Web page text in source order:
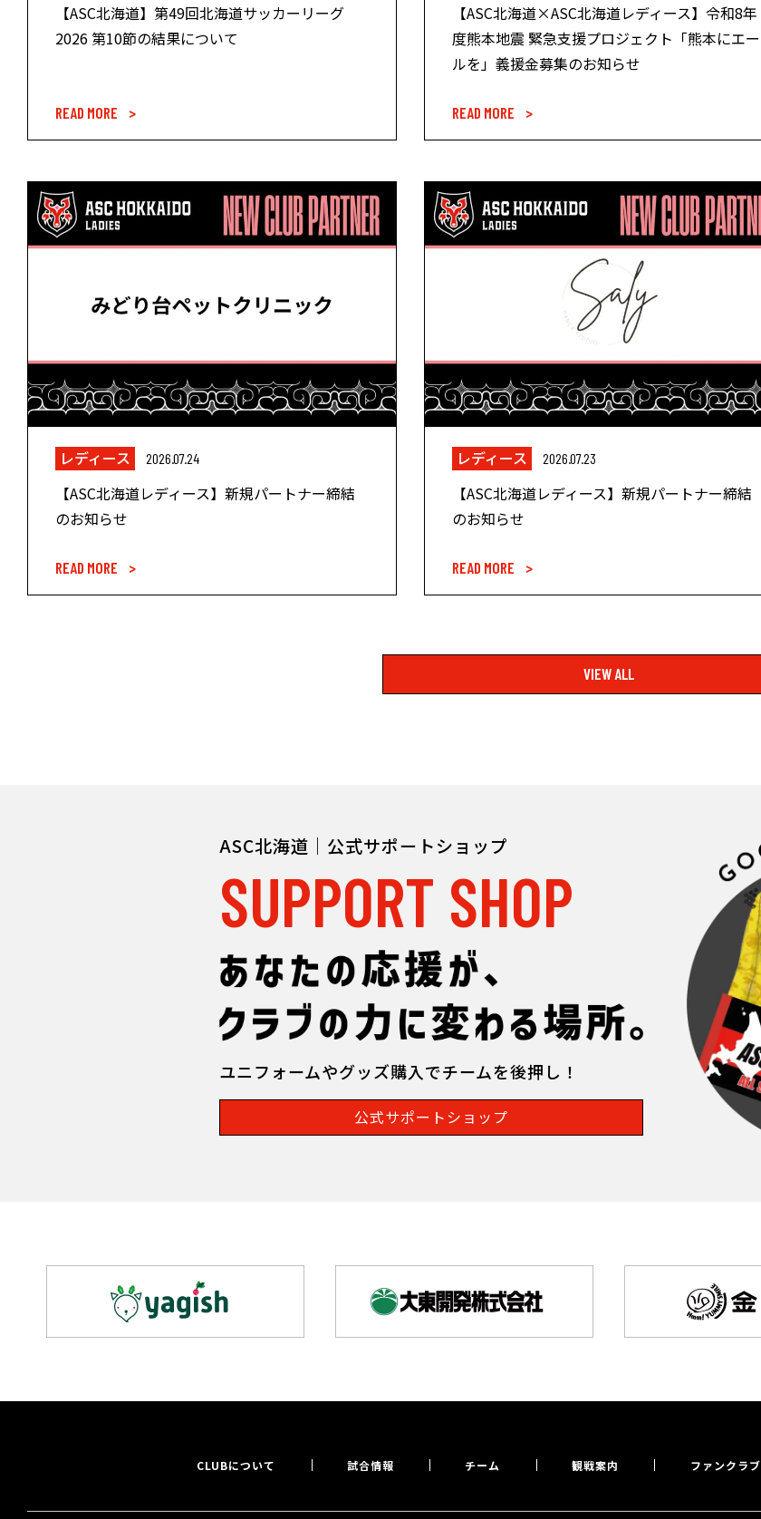
【ASC北海道】第49回北海道サッカーリーグ
2026 第10節の結果について
READ MORE >
【ASC北海道×ASC北海道レディース】令和8年
度熊本地震 緊急支援プロジェクト「熊本にエー
ルを」義援金募集のお知らせ
READ MORE >
レディース 2026.07.24
【ASC北海道レディース】新規パートナー締結
のお知らせ
READ MORE >
レディース 2026.07.23
【ASC北海道レディース】新規パートナー締結
のお知らせ
READ MORE >
VIEW ALL
ASC北海道｜公式サポートショップ
SUPPORT SHOP
ユニフォームやグッズ購入でチームを後押し！
公式サポートショップ
CLUBについて 試合情報 チーム 観戦案内 ファンクラブ